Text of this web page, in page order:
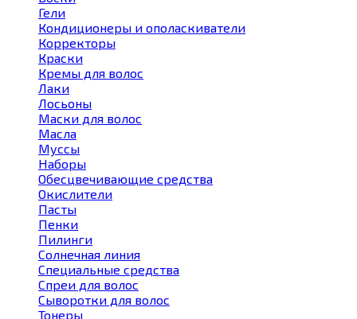
Гели
Кондиционеры и ополаскиватели
Корректоры
Краски
Кремы для волос
Лаки
Лосьоны
Маски для волос
Масла
Муссы
Наборы
Обесцвечивающие средства
Окислители
Пасты
Пенки
Пилинги
Солнечная линия
Специальные средства
Спреи для волос
Сыворотки для волос
Тонеры